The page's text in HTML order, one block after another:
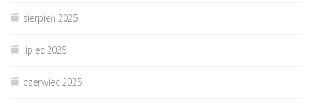
sierpień 2025
lipiec 2025
czerwiec 2025